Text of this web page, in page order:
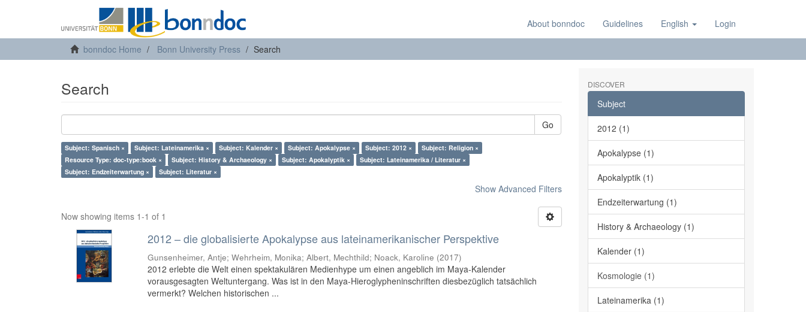
About bonndoc Guidelines English Login
bonndoc Home Bonn University Press Search
Search
Go
Subject: Spanisch × Subject: Lateinamerika × Subject: Kalender × Subject: Apokalypse × Subject: 2012 ×
Subject: Religion ×
Resource Type: doc-type:book ×
Subject: History & Archaeology × Subject: Apokalyptik ×
Subject: Lateinamerika / Literatur ×
Subject: Endzeiterwartung ×
Subject: Literatur ×
Show Advanced Filters
Now showing items 1-1 of 1
2012 – die globalisierte Apokalypse aus lateinamerikanischer Perspektive
Gunsenheimer, Antje; Wehrheim, Monika; Albert, Mechthild; Noack, Karoline (2017)
2012 erlebte die Welt einen spektakulären Medienhype um einen angeblich im Maya-Kalender
vorausgesagten Weltuntergang. Was ist in den Maya-Hieroglypheninschriften diesbezüglich tatsächlich
vermerkt? Welchen historischen ...
DISCOVER
Subject
2012 (1)
Apokalypse (1)
Apokalyptik (1)
Endzeiterwartung (1)
History & Archaeology (1)
Kalender (1)
Kosmologie (1)
Lateinamerika (1)